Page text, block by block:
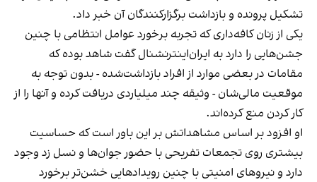
تشکیل پرونده و بازداشت برگزارکنندگان آن خبر داد.
یکی از زنان کافه‌داری که تجربه برخورد عوامل انتظامی با چنین
جشن‌هایی را دارد به ایران‌اینترنشنال گفت شاهد بوده که
مقامات در بعضی موارد از افراد بازداشت‌‌شده - بدون توجه به
موقعیت مالی‌شان - وثیقه چند میلیاردی دریافت کرده و آنها را از
کار کردن منع کرده‌اند.
او افزود بر اساس مشاهداتش بر این باور است که حساسیت
بیشتری روی تجمعات تفریحی با حضور جوان‌ها و نسل زد وجود
دارد و نیروهای امنیتی با چنین رویدادهایی خشن‌تر برخورد